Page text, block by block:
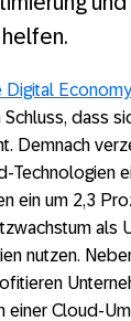
Digital Economy
Schluss, dass
Demnach
Technologien
ein um 2,3
als
nutzen.
einer Cloud-